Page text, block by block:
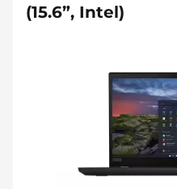
(15.6”, Intel)